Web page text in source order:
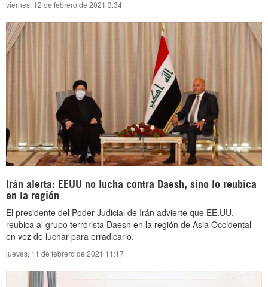
viernes, 12 de febrero de 2021 3:34
Irán alerta: EEUU no lucha contra Daesh, sino lo reubica
en la región
El presidente del Poder Judicial de Irán advierte que EE.UU.
reubica al grupo terrorista Daesh en la región de Asia Occidental
en vez de luchar para erradicarlo.
jueves, 11 de febrero de 2021 11:17